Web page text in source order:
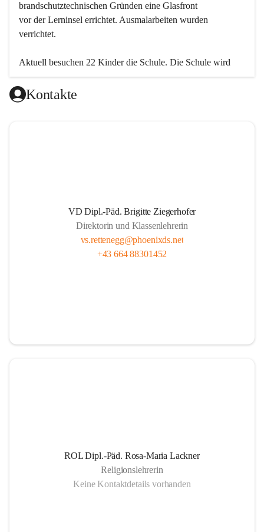
brandschutztechnischen Gründen eine Glasfront
vor der Lerninsel errichtet. Ausmalarbeiten wurden
verrichtet.
Aktuell besuchen 22 Kinder die Schule. Die Schule wird
einklassig geführt.
Kontakte
VD Dipl.-Päd. Brigitte Ziegerhofer
Direktorin und Klassenlehrerin
vs.rettenegg@phoenixds.net
+43 664 88301452
ROL Dipl.-Päd. Rosa-Maria Lackner
Religionslehrerin
Keine Kontaktdetails vorhanden